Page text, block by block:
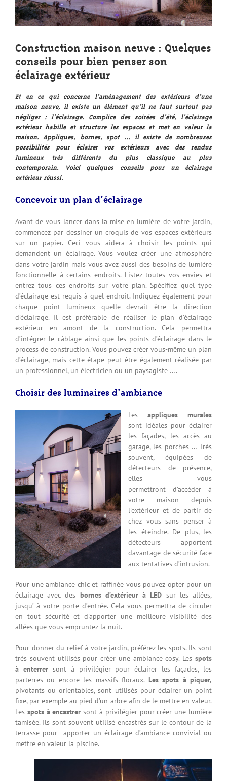
Construction maison neuve : Quelques
conseils pour bien penser son
éclairage extérieur
Et en ce qui concerne l’aménagement des extérieurs d’une
maison neuve, il existe un élément qu’il ne faut surtout pas
négliger : l’éclairage. Complice des soirées d’été, l’éclairage
extérieur habille et structure les espaces et met en valeur la
maison. Appliques, bornes, spot … il existe de nombreuses
possibilités pour éclairer vos extérieurs avec des rendus
lumineux très différents du plus classique au plus
contemporain. Voici quelques conseils pour un éclairage
extérieur réussi.
Concevoir un plan d’éclairage
Avant de vous lancer dans la mise en lumière de votre jardin,
commencez par dessiner un croquis de vos espaces extérieurs
sur un papier. Ceci vous aidera à choisir les points qui
demandent un éclairage. Vous voulez créer une atmosphère
dans votre jardin mais vous avez aussi des besoins de lumière
fonctionnelle à certains endroits. Listez toutes vos envies et
entrez tous ces endroits sur votre plan. Spécifiez quel type
d’éclairage est requis à quel endroit. Indiquez également pour
chaque point lumineux quelle devrait être la direction
d’éclairage. Il est préférable de réaliser le plan d’éclairage
extérieur en amont de la construction. Cela permettra
d’intégrer le câblage ainsi que les points d’éclairage dans le
process de construction. Vous pouvez créer vous-même un plan
d’éclairage, mais cette étape peut être également réalisée par
un professionnel, un électricien ou un paysagiste ….
Choisir des luminaires d’ambiance
Les appliques murales
sont idéales pour éclairer
les façades, les accès au
garage, les porches … Très
souvent, équipées de
détecteurs de présence,
elles vous
permettront d’accéder à
votre maison depuis
l’extérieur et de partir de
chez vous sans penser à
les éteindre. De plus, les
détecteurs apportent
davantage de sécurité face
aux tentatives d’intrusion.
Pour une ambiance chic et raffinée vous pouvez opter pour un
éclairage avec des bornes d’extérieur à LED sur les allées,
jusqu’ à votre porte d’entrée. Cela vous permettra de circuler
en tout sécurité et d’apporter une meilleure visibilité des
allées que vous empruntez la nuit.
Pour donner du relief à votre jardin, préférez les spots. Ils sont
très souvent utilisés pour créer une ambiance cosy. Les spots
à enterrersont à privilégier pour éclairer les façades, les
parterres ou encore les massifs floraux. Les spots à piquer,
pivotants ou orientables, sont utilisés pour éclairer un point
fixe, par exemple au pied d’un arbre afin de le mettre en valeur.
Les spots à encastrersont à privilégier pour créer une lumière
tamisée. Ils sont souvent utilisé encastrés sur le contour de la
terrasse pour apporter un éclairage d’ambiance convivial ou
mettre en valeur la piscine.